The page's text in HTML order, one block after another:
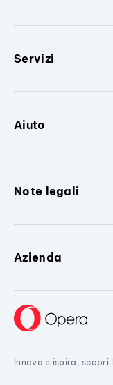
Servizi
Aiuto
Note legali
Azienda
Innova e ispira,